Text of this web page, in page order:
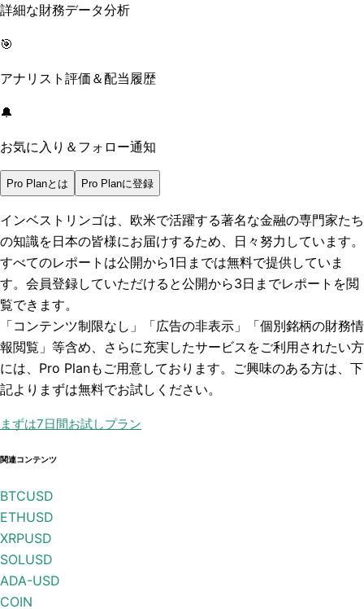
詳細な財務データ分析
🎯
アナリスト評価＆配当履歴
🔔
お気に入り＆フォロー通知
Pro Planとは Pro Planに登録
インベストリンゴは、欧米で活躍する著名な金融の専門家たち
の知識を日本の皆様にお届けするため、日々努力しています。
すべてのレポートは公開から1日までは無料で提供していま
す。会員登録していただけると公開から3日までレポートを閲
覧できます。
「コンテンツ制限なし」「広告の非表示」「個別銘柄の財務情
報閲覧」 等含め、さらに充実したサービスをご利用されたい方
には、Pro Planもご用意しております。ご興味のある方は、下
記よりまずは無料でお試しください。
まずは7日間お試しプラン
関連コンテンツ
BTCUSD
ETHUSD
XRPUSD
SOLUSD
ADA-USD
COIN